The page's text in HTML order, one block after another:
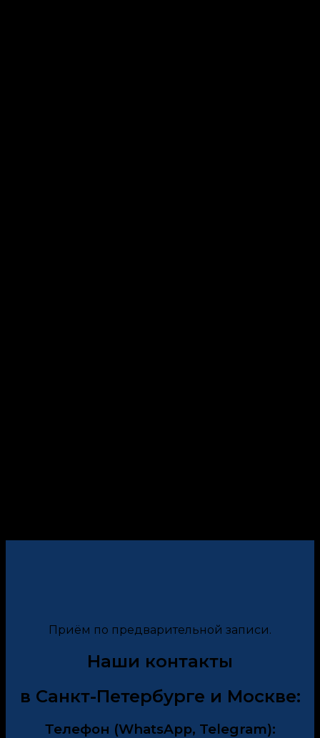
Приём по предварительной записи.
Наши контакты
в Санкт-Петербурге и Москве:
Телефон (WhatsApp, Telegram):